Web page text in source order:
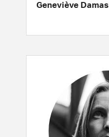
Geneviève Damas